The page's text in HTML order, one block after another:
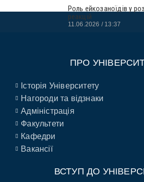
Роль ейкозаноїдів у
реакцій
11.06.2026 13:37
ПРО
Історія Університету
Нагороди та відзнаки
Адміністрація
Факультети
Кафедри
Вакансії
ВСТУП ДО